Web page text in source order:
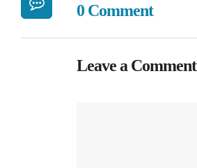
0 Comment
Leave a Comment